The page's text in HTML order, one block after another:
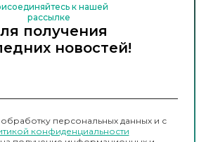
к нашей
рассылке
получения
новостей!
персональных данных и с
конфиденциальности